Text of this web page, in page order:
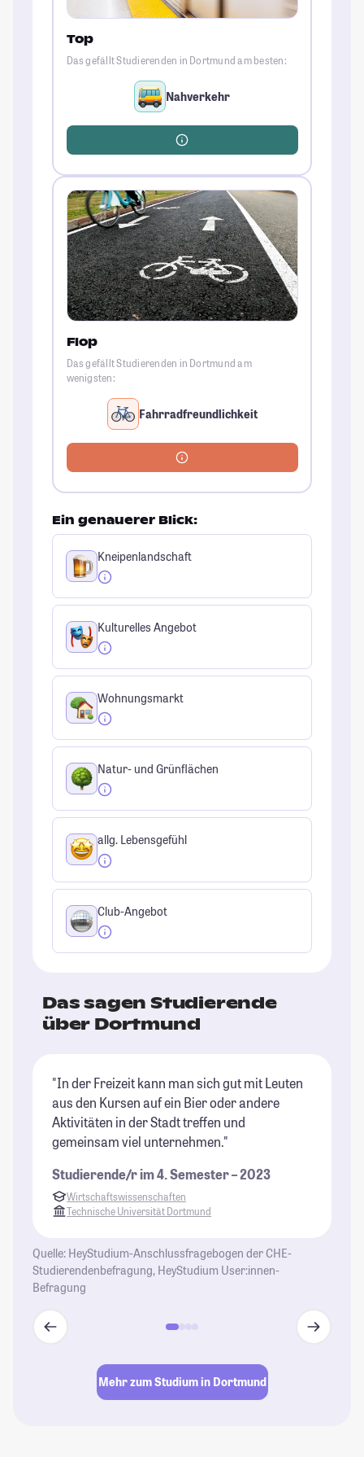
Top
Das gefällt Studierenden in Dortmund am besten:
Nahverkehr
Flop
Das gefällt Studierenden in Dortmund am
wenigsten:
Fahrradfreundlichkeit
Ein genauerer Blick:
Kneipenlandschaft
Kulturelles Angebot
Wohnungsmarkt
Natur- und Grünflächen
allg. Lebensgefühl
Club-Angebot
Das sagen Studierende
über Dortmund
"In der Freizeit kann man sich gut mit Leuten
aus den Kursen auf ein Bier oder andere
Aktivitäten in der Stadt treffen und
gemeinsam viel unternehmen."
Studierende/r im 4. Semester – 2023
Wirtschaftswissenschaften
Technische Universität Dortmund
Quelle: HeyStudium-Anschlussfragebogen der CHE-
Studierendenbefragung, HeyStudium User:innen-
Befragung
Mehr zum Studium in Dortmund